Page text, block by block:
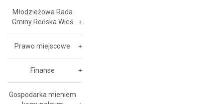
Młodzieżowa Rada
Gminy Reńska Wieś
Prawo miejscowe
Finanse
Gospodarka mieniem